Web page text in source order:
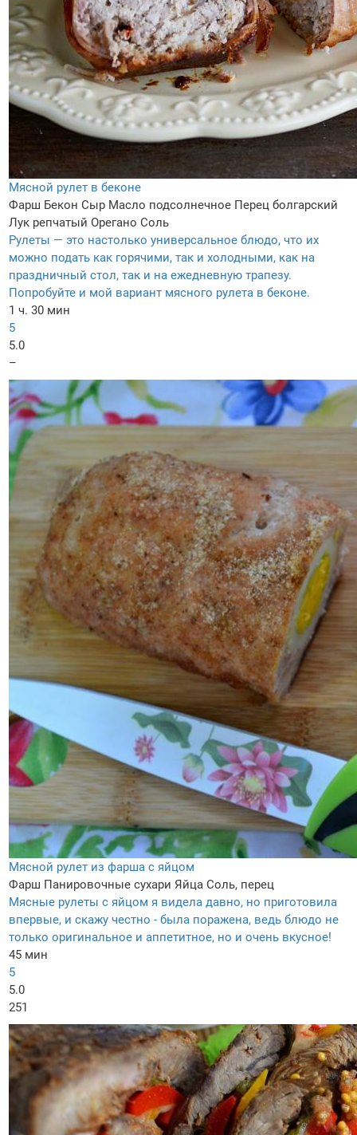
Мясной рулет в беконе
Фарш Бекон Сыр Масло подсолнечное Перец болгарский
Лук репчатый Орегано Соль
Рулеты — это настолько универсальное блюдо, что их
можно подать как горячими, так и холодными, как на
праздничный стол, так и на ежедневную трапезу.
Попробуйте и мой вариант мясного рулета в беконе.
1 ч. 30 мин
5
5.0
–
Мясной рулет из фарша с яйцом
Фарш Панировочные сухари Яйца Соль, перец
Мясные рулеты с яйцом я видела давно, но приготовила
впервые, и скажу честно - была поражена, ведь блюдо не
только оригинальное и аппетитное, но и очень вкусное!
45 мин
5
5.0
251